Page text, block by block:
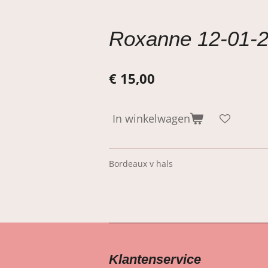
Roxanne 12-01-
€ 15,00
In winkelwagen
Bordeaux v hals
Klantenservice